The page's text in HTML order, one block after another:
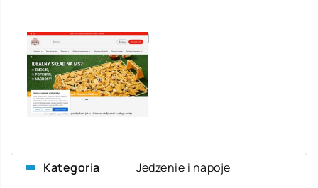
Kategoria
Jedzenie i napoje